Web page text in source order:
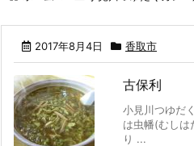
2017年8月4日 香取市
古保利
小見川つゆだ
は虫幡(むしは
り ...